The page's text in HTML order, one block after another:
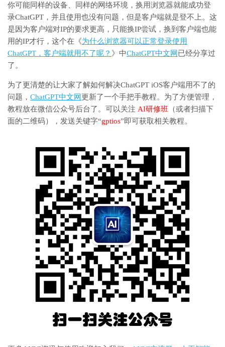
你可能同样的设备、同样的网络环境，换用浏览器就能成功登
录ChatGPT，并且使用也没有问题，但是客户端就是登不上。这
是因为客户端对IP的要求更高，只能换IP尝试，换到客户端也能
用的IP才行，这个在《为什么浏览器可以正常登录使用
ChatGPT，客户端就用不了呢？ 》中ChatGPT中文网已经分享过
了。
为了更清楚的让大家了解如何解决ChatGPT iOS客户端用不了的
问题， ChatGPT中文网更新了一个手把手教程。为了方便管理，
教程放在微信公众号后台了。可以关注 AI研修班 （或者扫描下
面的二维码），发送关键字“gptios”即可获取相关教程。